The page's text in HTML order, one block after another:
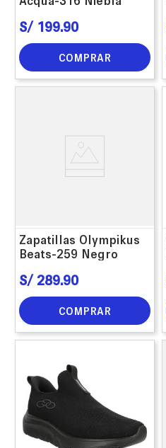
S/ 199.90
COMPRAR
Zapatillas Olympikus
Beats-259 Negro
S/ 289.90
COMPRAR